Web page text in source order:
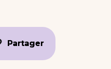
Partager
Partager